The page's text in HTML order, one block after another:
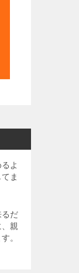
よ
ま
るだ
親
。